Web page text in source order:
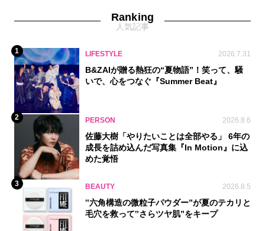
Ranking
人気記事
1 LIFESTYLE 2026.7.31
B&ZAIが贈る熱狂の“夏物語”！笑って、騒
いで、心をつなぐ『Summer Beat』
2 PERSON 2026.8.6
佐藤大樹「やりたいことは全部やる」 6年の
成長を詰め込んだ写真集『In Motion』に込
めた覚悟
3 BEAUTY 2026.8.5
‟六角構造の微粒子パウダー”が夏のテカリと
毛穴を救って‟さらツヤ肌”をキープ